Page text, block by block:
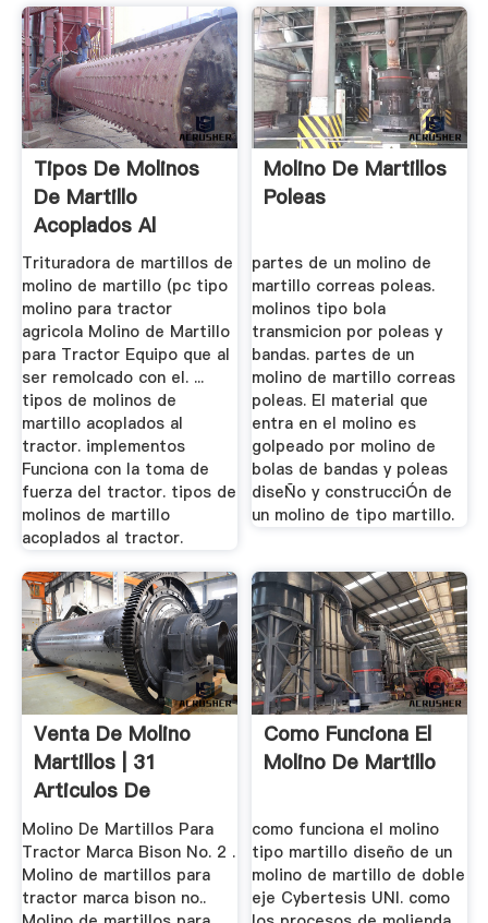
Tipos De Molinos
De Martillo
Acoplados Al
Tractor
Trituradora de martillos de
molino de martillo (pc tipo
molino para tractor
agricola Molino de Martillo
para Tractor Equipo que al
ser remolcado con el. ...
tipos de molinos de
martillo acoplados al
tractor. implementos
Funciona con la toma de
fuerza del tractor. tipos de
molinos de martillo
acoplados al tractor.
Molino De Martillos
Poleas
partes de un molino de
martillo correas poleas.
molinos tipo bola
transmicion por poleas y
bandas. partes de un
molino de martillo correas
poleas. El material que
entra en el molino es
golpeado por molino de
bolas de bandas y poleas
diseÑo y construcciÓn de
un molino de tipo martillo.
Venta De Molino
Martillos | 31
Articulos De
Segunda Mano
Molino De Martillos Para
Tractor Marca Bison No. 2 .
Molino de martillos para
tractor marca bison no..
Como Funciona El
Molino De Martillo
como funciona el molino
tipo martillo diseño de un
molino de martillo de doble
eje Cybertesis UNI. como